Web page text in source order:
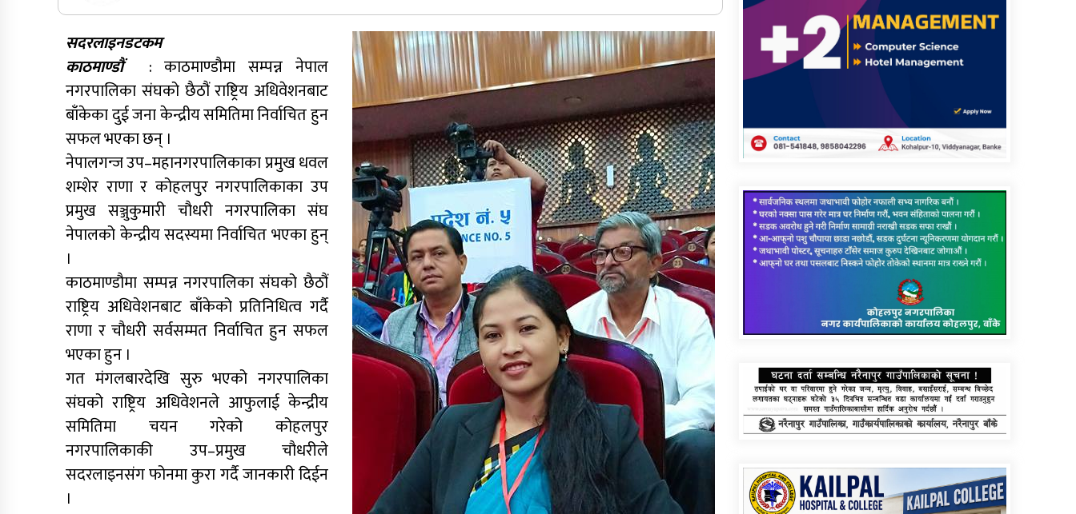
सदरलाइनडटकम
काठमाण्डौं: काठमाण्डौमा सम्पन्न नेपाल
नगरपालिका संघको छैठौं राष्ट्रिय अधिवेशनबाट
बाँकेका दुई जना केन्द्रीय समितिमा निर्वाचित हुन
सफल भएका छन् ।
नेपालगन्ज उप–महानगरपालिकाका प्रमुख धवल
शम्शेर राणा र कोहलपुर नगरपालिकाका उप
प्रमुख सञ्जुकुमारी चौधरी नगरपालिका संघ
नेपालको केन्द्रीय सदस्यमा निर्वाचित भएका हुन्
।
काठमाण्डौमा सम्पन्न नगरपालिका संघको छैठौं
राष्ट्रिय अधिवेशनबाट बाँकेको प्रतिनिधित्व गर्दै
राणा र चौधरी सर्वसम्मत निर्वाचित हुन सफल
भएका हुन ।
गत मंगलबारदेखि सुरु भएको नगरपालिका
संघको राष्ट्रिय अधिवेशनले आफुलाई केन्द्रीय
समितिमा चयन गरेको कोहलपुर
नगरपालिकाकी उप–प्रमुख चौधरीले
सदरलाइनसंग फोनमा कुरा गर्दै जानकारी दिईन
।